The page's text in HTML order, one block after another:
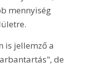
mennyiség
is jellemző a
de